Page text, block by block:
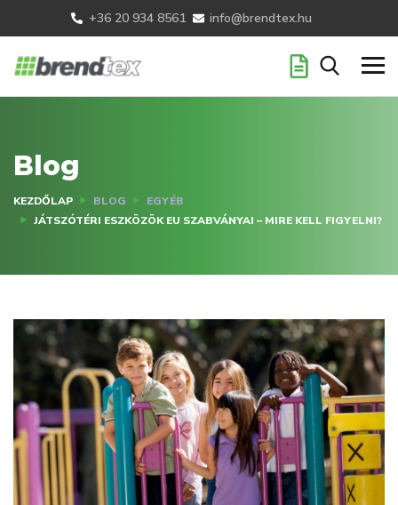
+36 20 934 8561 info@brendtex.hu
Blog
KEZDŐLAP BLOG
EGYÉB
JÁTSZÓTÉRI ESZKÖZÖK EU SZABVÁNYAI – MIRE KELL FIGYELNI?